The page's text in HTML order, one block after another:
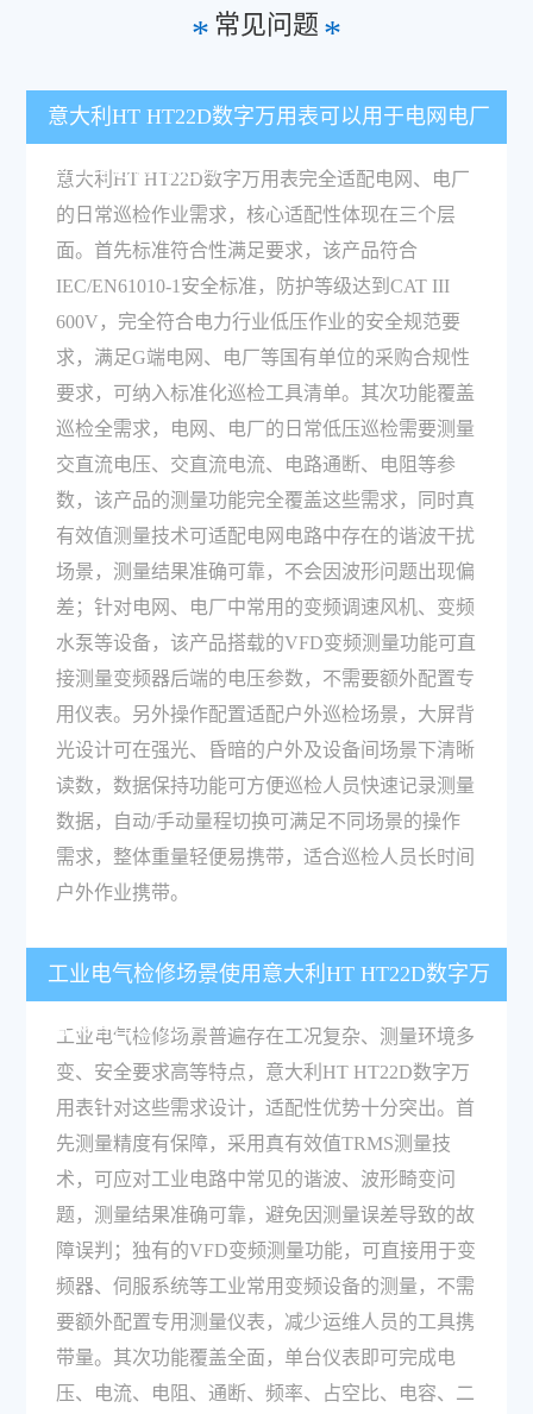
* 常见问题 *
意大利HT HT22D数字万用表可以用于电网电厂
的日常巡检作业吗？
意大利HT HT22D数字万用表完全适配电网、电厂
的日常巡检作业需求，核心适配性体现在三个层
面。首先标准符合性满足要求，该产品符合
IEC/EN61010-1安全标准，防护等级达到CAT III
600V，完全符合电力行业低压作业的安全规范要
求，满足G端电网、电厂等国有单位的采购合规性
要求，可纳入标准化巡检工具清单。其次功能覆盖
巡检全需求，电网、电厂的日常低压巡检需要测量
交直流电压、交直流电流、电路通断、电阻等参
数，该产品的测量功能完全覆盖这些需求，同时真
有效值测量技术可适配电网电路中存在的谐波干扰
场景，测量结果准确可靠，不会因波形问题出现偏
差；针对电网、电厂中常用的变频调速风机、变频
水泵等设备，该产品搭载的VFD变频测量功能可直
接测量变频器后端的电压参数，不需要额外配置专
用仪表。另外操作配置适配户外巡检场景，大屏背
光设计可在强光、昏暗的户外及设备间场景下清晰
读数，数据保持功能可方便巡检人员快速记录测量
数据，自动/手动量程切换可满足不同场景的操作
需求，整体重量轻便易携带，适合巡检人员长时间
户外作业携带。
工业电气检修场景使用意大利HT HT22D数字万
用表有什么优势？
工业电气检修场景普遍存在工况复杂、测量环境多
变、安全要求高等特点，意大利HT HT22D数字万
用表针对这些需求设计，适配性优势十分突出。首
先测量精度有保障，采用真有效值TRMS测量技
术，可应对工业电路中常见的谐波、波形畸变问
题，测量结果准确可靠，避免因测量误差导致的故
障误判；独有的VFD变频测量功能，可直接用于变
频器、伺服系统等工业常用变频设备的测量，不需
要额外配置专用测量仪表，减少运维人员的工具携
带量。其次功能覆盖全面，单台仪表即可完成电
压、电流、电阻、通断、频率、占空比、电容、二